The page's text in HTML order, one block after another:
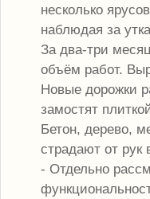
несколько
наблюдая за
За два-три
объём работ.
Новые дорожки
замостят
Бетон, дерево,
страдают от рук
- Отдельно